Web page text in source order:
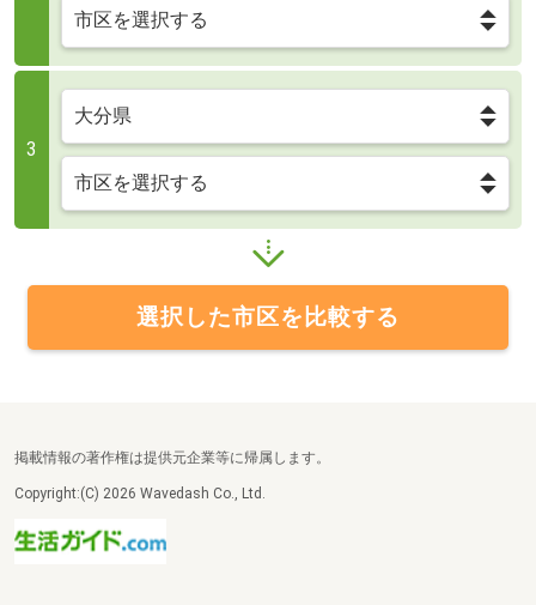
3
選択した市区を比較する
掲載情報の著作権は提供元企業等に帰属します。
Copyright:(C) 2026 Wavedash Co., Ltd.